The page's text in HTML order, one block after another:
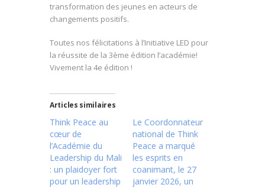
transformation des jeunes en acteurs de
changements positifs.
Toutes nos félicitations à l’Initiative LED pour
la réussite de la 3ème édition l’académie!
Vivement la 4e édition !
Articles similaires
Think Peace au
cœur de
l’Académie du
Leadership du Mali
: un plaidoyer fort
pour un leadership
Le Coordonnateur
national de Think
Peace a marqué
les esprits en
coanimant, le 27
janvier 2026, un